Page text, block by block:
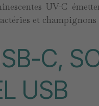
UV-C
et
C,
USB